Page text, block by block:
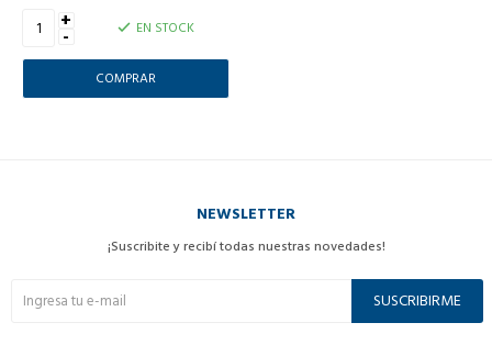
+
- EN STOCK
NEWSLETTER
¡Suscribite y recibí todas nuestras novedades!
SUSCRIBIRME